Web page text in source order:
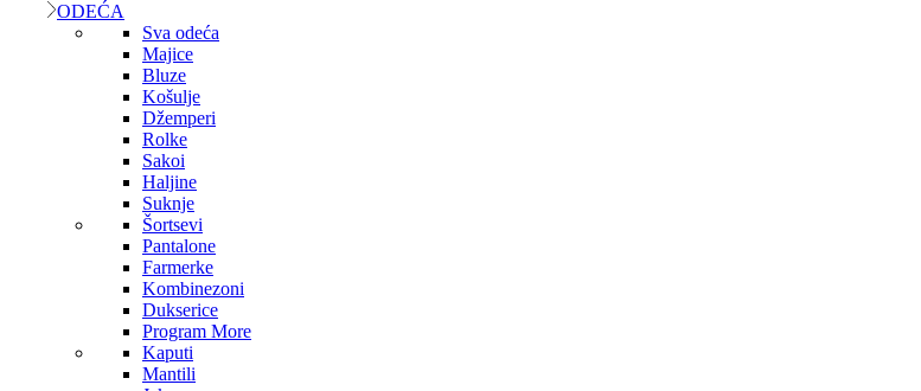
ODEĆA
Sva odeća
Majice
Bluze
Košulje
Džemperi
Rolke
Sakoi
Haljine
Suknje
Šortsevi
Pantalone
Farmerke
Kombinezoni
Dukserice
Program More
Kaputi
Mantili